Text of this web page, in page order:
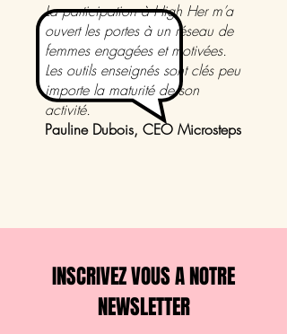
La participation à High Her m’a
ouvert les portes à un réseau de
femmes engagées et motivées.
Les outils enseignés sont clés peu
importe la maturité de son
activité.
Pauline Dubois, CEO Microsteps
INSCRIVEZ VOUS A NOTRE
NEWSLETTER